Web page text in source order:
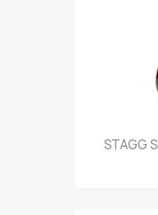
STAGG